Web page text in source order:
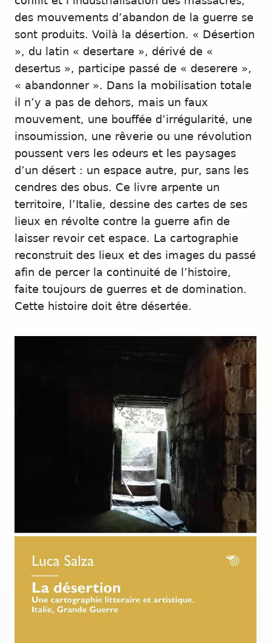
des mouvements d’abandon de la guerre se
sont produits. Voilà la désertion. « Désertion
», du latin « desertare », dérivé de «
desertus », participe passé de « deserere »,
« abandonner ». Dans la mobilisation totale
il n’y a pas de dehors, mais un faux
mouvement, une bouffée d’irrégularité, une
insoumission, une rêverie ou une révolution
poussent vers les odeurs et les paysages
d’un désert : un espace autre, pur, sans les
cendres des obus. Ce livre arpente un
territoire, l’Italie, dessine des cartes de ses
lieux en révolte contre la guerre afin de
laisser revoir cet espace. La cartographie
reconstruit des lieux et des images du passé
afin de percer la continuité de l’histoire,
faite toujours de guerres et de domination.
Cette histoire doit être désertée.